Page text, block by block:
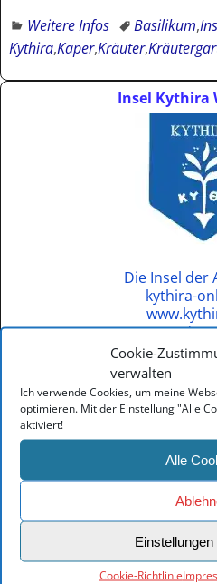
Cookie-
verwalten
Ich verwende Cookies, um meine
optimieren. Mit der Einstellung "Alle
aktiviert!
Alle
Cookie-Richtlinie
Weitere Infos
Basilikum,
Kythira,Kaper,Kräuter,
Insel Kythira
Die Insel der
kythira-
Monemvasia
Gythio
Explore
Patras
Hotels in
Hotel nähe